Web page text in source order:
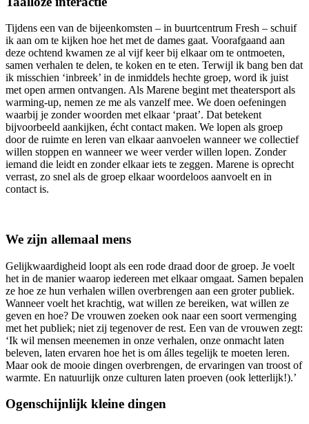
Tijdens een van de bijeenkomsten – in buurtcentrum Fresh – schuif
ik aan om te kijken hoe het met de dames gaat. Voorafgaand aan
deze ochtend kwamen ze al vijf keer bij elkaar om te ontmoeten,
samen verhalen te delen, te koken en te eten. Terwijl ik bang ben dat
ik misschien ‘inbreek’ in de inmiddels hechte groep, word ik juist
met open armen ontvangen. Als Marene begint met theatersport als
warming-up, nemen ze me als vanzelf mee. We doen oefeningen
waarbij je zonder woorden met elkaar ‘praat’. Dat betekent
bijvoorbeeld aankijken, écht contact maken. We lopen als groep
door de ruimte en leren van elkaar aanvoelen wanneer we collectief
willen stoppen en wanneer we weer verder willen lopen. Zonder
iemand die leidt en zonder elkaar iets te zeggen. Marene is oprecht
verrast, zo snel als de groep elkaar woordeloos aanvoelt en in
contact is.
We zijn allemaal mens
Gelijkwaardigheid loopt als een rode draad door de groep. Je voelt
het in de manier waarop iedereen met elkaar omgaat. Samen bepalen
ze hoe ze hun verhalen willen overbrengen aan een groter publiek.
Wanneer voelt het krachtig, wat willen ze bereiken, wat willen ze
geven en hoe? De vrouwen zoeken ook naar een soort vermenging
met het publiek; niet zij tegenover de rest. Een van de vrouwen zegt:
‘Ik wil mensen meenemen in onze verhalen, onze onmacht laten
beleven, laten ervaren hoe het is om álles tegelijk te moeten leren.
Maar ook de mooie dingen overbrengen, de ervaringen van troost of
warmte. En natuurlijk onze culturen laten proeven (ook letterlijk!).’
Ogenschijnlijk kleine dingen